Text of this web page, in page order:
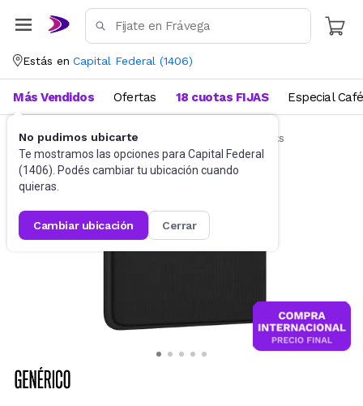
Estás en Capital Federal (1406)
No pudimos ubicarte
Te mostramos las opciones para Capital Federal
(1406). Podés cambiar tu ubicación cuando
quieras.
cambiar ubicación cerrar
Más Vendidos Ofertas 18 cuotas FIJAS Especial Café
Accesorios de Informática Funda Notebooks